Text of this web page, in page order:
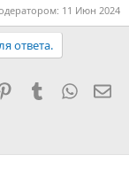
11 Июн 2024
ответа.
PinterestTumblr